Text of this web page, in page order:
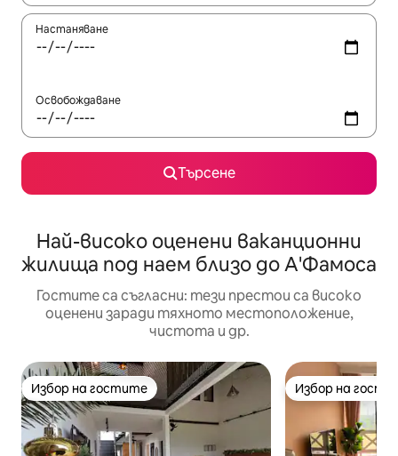
Настаняване
Освобождаване
Търсене
Най-високо оценени ваканционни
жилища под наем близо до А'Фамоса
Гостите са съгласни: тези престои са високо
оценени заради тяхното местоположение,
чистота и др.
Избор на гостите
Избор на гостите Избор на
Избор на